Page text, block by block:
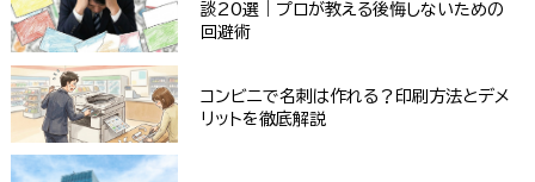
談20選｜プロが教える後悔しないための
回避術
コンビニで名刺は作れる？印刷方法とデメ
リットを徹底解説